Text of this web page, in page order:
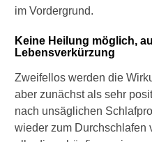
im Vordergrund.
Keine Heilung möglich,
Lebensverkürzung
Zweifellos werden die
aber zunächst als sehr
nach unsäglichen
wieder zum Durchschlafen
r
a
n
o
v
e